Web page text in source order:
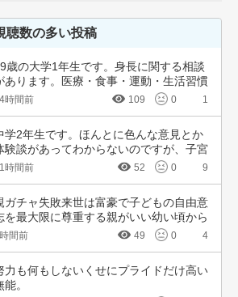
聴数の多い投稿
歳の大学1年生です。身長に関する相談
あります。医療・食事・運動・生活習慣
ど、…
時間前 109 0 1
学2年生です。ほんとに色んな意見とか
験談があってわからないのですが、子宮
がんワ…
時間前 52 0 9
ガチャ失敗来世は富豪で子どもの自由意
を最大限に尊重する親がいい幼い頃から
夜正座…
間前 49 0 4
力も何もしないくせにプライドだけ高い
能。